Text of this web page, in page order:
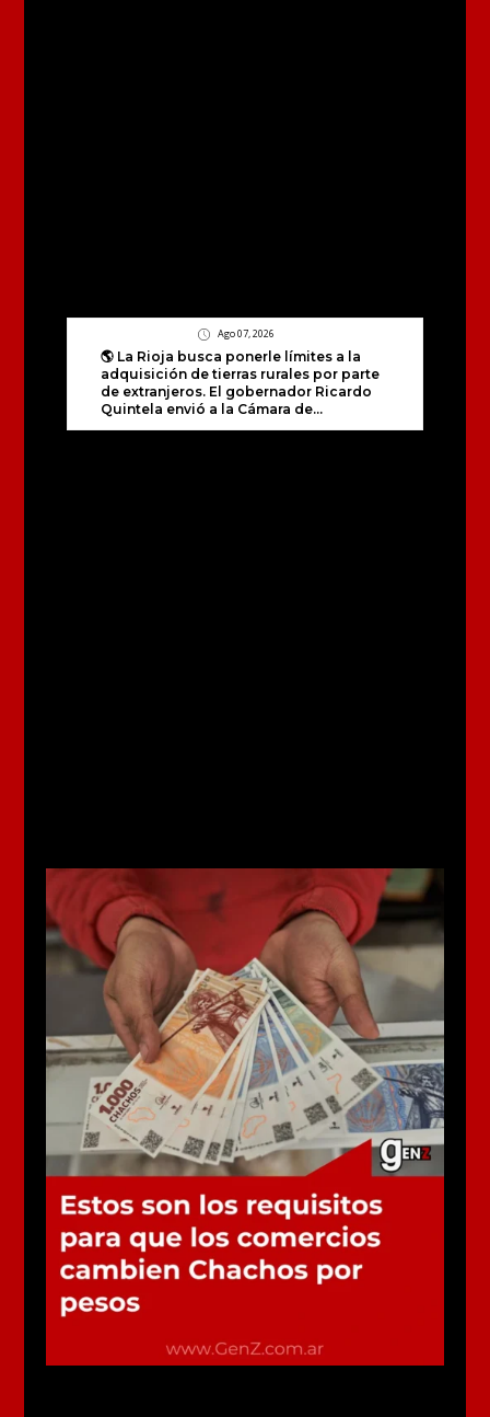
Ago 07, 2026
🌎 La Rioja busca ponerle límites a la
adquisición de tierras rurales por parte
de extranjeros. El gobernador Ricardo
Quintela envió a la Cámara de...